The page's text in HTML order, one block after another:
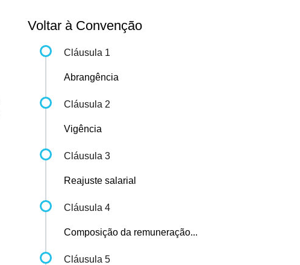
Voltar à Convenção
Cláusula 1
Abrangência
Cláusula 2
Vigência
Cláusula 3
Reajuste salarial
Cláusula 4
Composição da remuneração...
Cláusula 5